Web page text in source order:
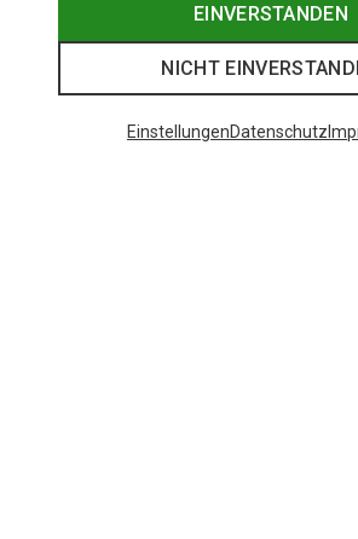
EINVERSTANDEN
NICHT
EinstellungenDatenschutz